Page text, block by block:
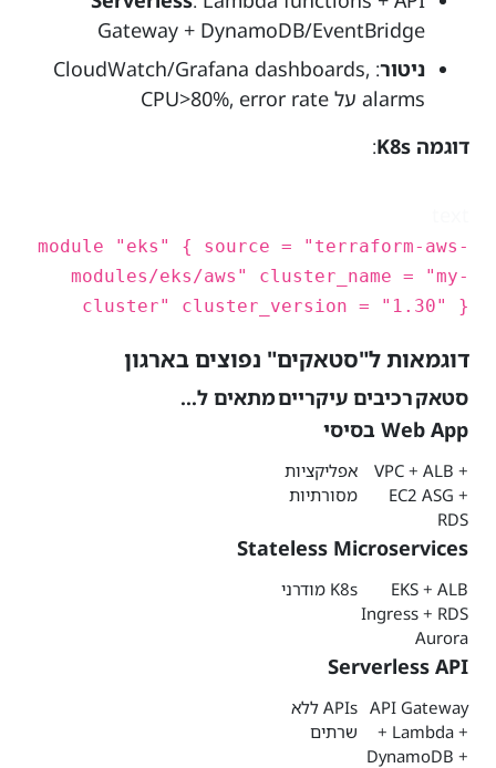
Gateway + DynamoDB/EventBridge
ניטור : CloudWatch/Grafana dashboards,
alarms על CPU>80%, error rate
דוגמה K8s
:
module "eks" { source = "terraform-aws-
modules/eks/aws" cluster_name = "my-
cluster" cluster_version = "1.30" }
דוגמאות ל"סטאקים" נפוצים בארגון
סטאקרכיבים עיקרייםמתאים ל...
Web App בסיסי
VPC + ALB +
EC2 ASG +
RDS
אפליקציות
מסורתיות
Stateless Microservices
EKS + ALB
Ingress + RDS
Aurora
K8s מודרני
Serverless API
API Gateway
+ Lambda +
DynamoDB +
APIs ללא
שרתים